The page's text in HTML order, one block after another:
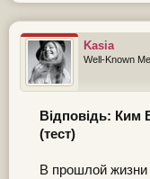
Kasia
Well-Known
Відповідь: Ким
(тест)
В прошлой